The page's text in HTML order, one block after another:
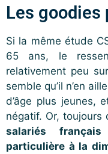
Les goodies
Si la même étude
65 ans, le
relativement peu
semble qu’il n’en
d’âge plus jeunes,
négatif. Or, toujours
salariés
particulière à la